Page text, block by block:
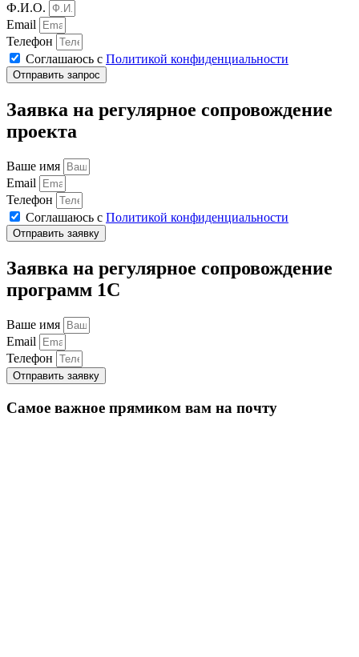
Ф.И.О.
Email
Телефон
Соглашаюсь с Политикой конфиденциальности
Отправить запрос
Заявка на регулярное сопровождение
проекта
Ваше имя
Email
Телефон
Соглашаюсь с Политикой конфиденциальности
Отправить заявку
Заявка на регулярное сопровождение
программ 1С
Ваше имя
Email
Телефон
Отправить заявку
Самое важное прямиком вам на почту